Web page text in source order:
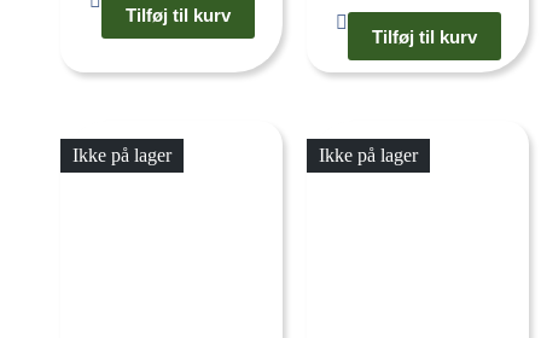
Tilføj til kurv
Tilføj til kurv
Ikke på lager Ikke på lager